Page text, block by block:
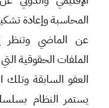
المحاسبة وإعادة
عن الماضي وتنظر
الملفات الحقوقية
العفو السابقة
يستمر النظام